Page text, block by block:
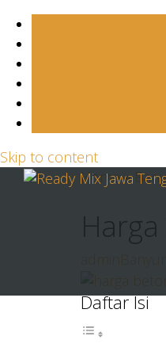
Skip to content
Home»
Daftar Isi